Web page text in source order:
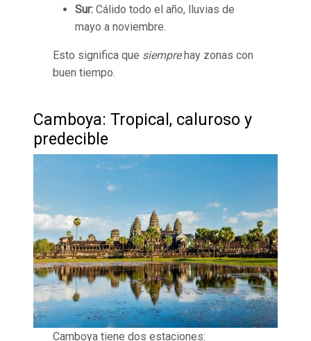
Sur: Cálido todo el año, lluvias de
mayo a noviembre.
Esto significa que siemprehay zonas con
buen tiempo.
Camboya: Tropical, caluroso y
predecible
Camboya tiene dos estaciones: